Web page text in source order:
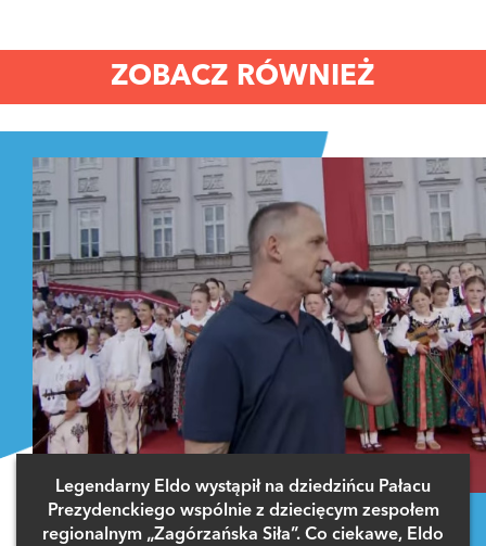
ZOBACZ RÓWNIEŻ
Legendarny Eldo wystąpił na dziedzińcu Pałacu
Prezydenckiego wspólnie z dziecięcym zespołem
regionalnym „Zagórzańska Siła”. Co ciekawe, Eldo